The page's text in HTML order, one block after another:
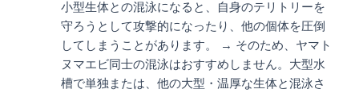
小型生体との混泳になると、自身のテリトリーを
守ろうとして攻撃的になったり、他の個体を圧倒
してしまうことがあります。 → そのため、ヤマト
ヌマエビ同士の混泳はおすすめしません。大型水
槽で単独または、他の大型・温厚な生体と混泳さ